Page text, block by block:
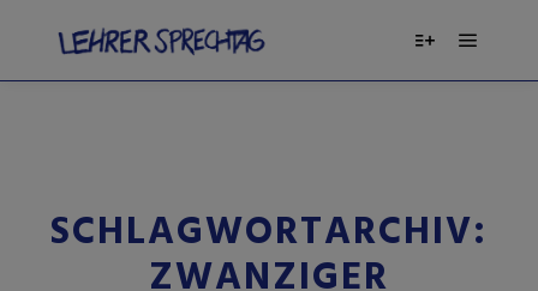
SCHLAGWORTARCHIV:
ZWANZIGER